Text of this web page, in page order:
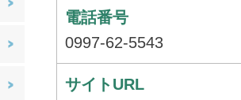
電話番号
0997-62-5543
サイトURL